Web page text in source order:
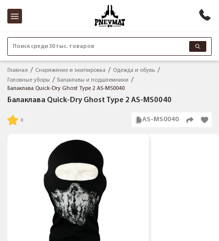
Поиск среди 30 тыс. товаров
Главная Снаряжение и экипировка
Одежда и обувь
Головные уборы
Балаклавы и подшлемники
Балаклава Quick-Dry Ghost Type 2 AS-MS0040
Балаклава Quick-Dry Ghost Type 2 AS-MS0040
AS-MS0040